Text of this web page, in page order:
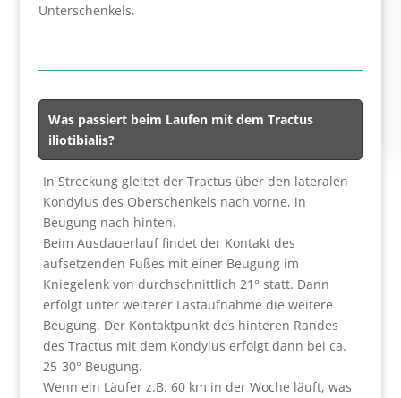
Unterschenkels.
Was passiert beim Laufen mit dem Tractus
iliotibialis?
In Streckung gleitet der Tractus über den lateralen
Kondylus des Oberschenkels nach vorne, in
Beugung nach hinten.
Beim Ausdauerlauf findet der Kontakt des
aufsetzenden Fußes mit einer Beugung im
Kniegelenk von durchschnittlich 21° statt. Dann
erfolgt unter weiterer Lastaufnahme die weitere
Beugung. Der Kontaktpunkt des hinteren Randes
des Tractus mit dem Kondylus erfolgt dann bei ca.
25-30° Beugung.
Wenn ein Läufer z.B. 60 km in der Woche läuft, was